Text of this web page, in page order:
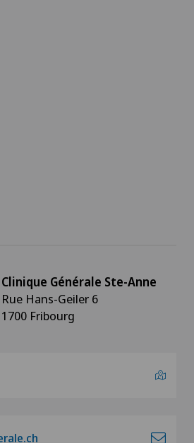
Clinique Générale Ste-Anne
Rue Hans-Geiler 6
1700 Fribourg